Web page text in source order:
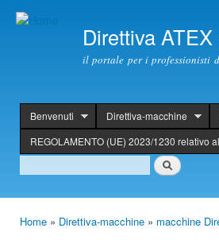
Direttiva
il portale per i professionisti
header
Benvenuti Direttiva-macchine
REGOLAMENTO (UE) 2023/1230 relativo
Search
Search
Home » Direttiva-macchine » macchine